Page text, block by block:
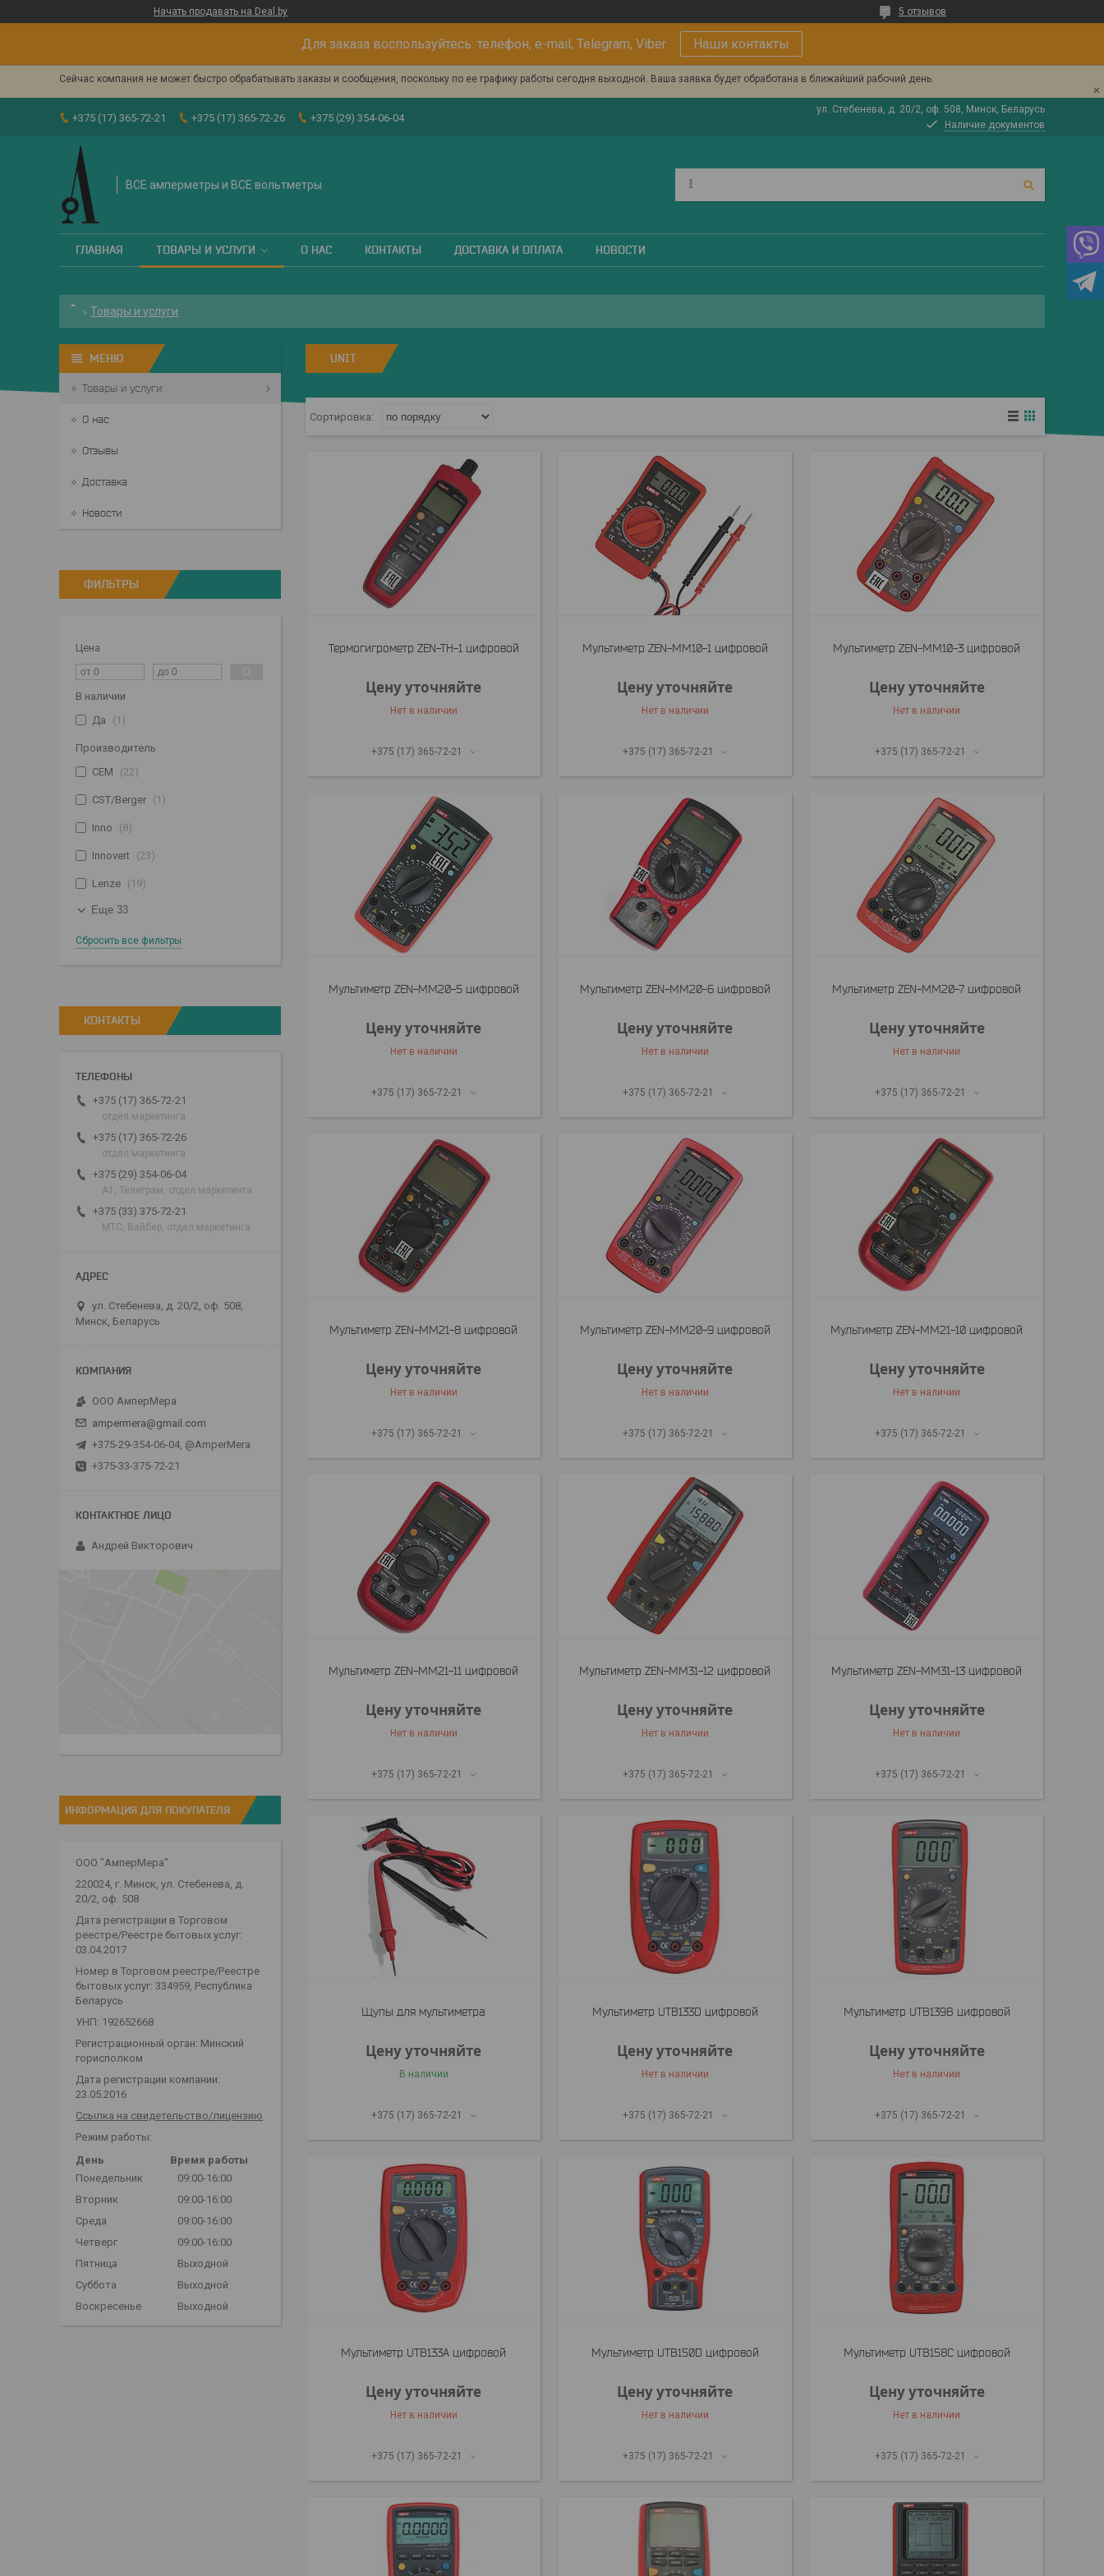
Начать продавать на Deal.by 5 отзывов
Для заказа воспользуйтесь: телефон, e-mail, Telegram, Viber. Наши контакты
Сейчас компания не может быстро обрабатывать заказы и сообщения, поскольку по ее графику работы сегодня выходной. Ваша заявка будет обработана в ближайший рабочий день.
+375 (17) 365-72-21 +375 (17) 365-72-26 +375 (29) 354-06-04
ул. Стебенева, д. 20/2, оф. 508, Минск, Беларусь
Наличие документов
ВСЕ амперметры и ВСЕ вольтметры
ГЛАВНАЯ ТОВАРЫ И УСЛУГИ О НАС КОНТАКТЫ ДОСТАВКА И ОПЛАТА НОВОСТИ
Товары и услуги
UNIT
Термогигрометр ZEN-TH-1 цифровой
Цену уточняйте
Нет в наличии
+375 (17) 365-72-21
Мультиметр ZEN-MM10-1 цифровой
Цену уточняйте
Нет в наличии
+375 (17) 365-72-21
Мультиметр ZEN-MM10-3 цифровой
Цену уточняйте
Нет в наличии
+375 (17) 365-72-21
Мультиметр ZEN-MM20-5 цифровой
Цену уточняйте
Нет в наличии
+375 (17) 365-72-21
Мультиметр ZEN-MM20-6 цифровой
Цену уточняйте
Нет в наличии
+375 (17) 365-72-21
Мультиметр ZEN-MM20-7 цифровой
Цену уточняйте
Нет в наличии
+375 (17) 365-72-21
Мультиметр ZEN-MM21-8 цифровой
Цену уточняйте
Нет в наличии
+375 (17) 365-72-21
Мультиметр ZEN-MM20-9 цифровой
Цену уточняйте
Нет в наличии
+375 (17) 365-72-21
Мультиметр ZEN-MM21-10 цифровой
Цену уточняйте
Нет в наличии
+375 (17) 365-72-21
Мультиметр ZEN-MM21-11 цифровой
Цену уточняйте
Нет в наличии
+375 (17) 365-72-21
Мультиметр ZEN-MM31-12 цифровой
Цену уточняйте
Нет в наличии
+375 (17) 365-72-21
Мультиметр ZEN-MM31-13 цифровой
Цену уточняйте
Нет в наличии
+375 (17) 365-72-21
Щупы для мультиметра
Цену уточняйте
В наличии
+375 (17) 365-72-21
Мультиметр UTB133D цифровой
Цену уточняйте
Нет в наличии
+375 (17) 365-72-21
Мультиметр UTB139B цифровой
Цену уточняйте
Нет в наличии
+375 (17) 365-72-21
Мультиметр UTB133A цифровой
Цену уточняйте
Нет в наличии
+375 (17) 365-72-21
Мультиметр UTB150D цифровой
Цену уточняйте
Нет в наличии
+375 (17) 365-72-21
Мультиметр UTB158C цифровой
Цену уточняйте
Нет в наличии
+375 (17) 365-72-21
Товары и услуги
О нас
Отзывы
Доставка
Новости
ФИЛЬТРЫ
Цена
В наличии
Да
1
Производитель
CEM
22
CST/Berger 1
Inno 8
Innovert 23
Lenze 19
Еще 33
Сбросить все фильтры
КОНТАКТЫ
+375 (17) 365-72-21
отдел маркетинга
+375 (17) 365-72-26
отдел маркетинга
+375 (29) 354-06-04
А1, Телеграм, отдел маркетинга
+375 (33) 375-72-21
МТС, Вайбер, отдел маркетинга
ул. Стебенева, д. 20/2, оф. 508,
Минск, Беларусь
ООО АмперМера
ampermera@gmail.com
+375-29-354-06-04, @AmperMera
+375-33-375-72-21
Андрей Викторович
ИНФОРМАЦИЯ ДЛЯ ПОКУПАТЕЛЯ
ООО "АмперМера"
220024, г. Минск, ул. Стебенева, д.
20/2, оф. 508
Дата регистрации в Торговом
реестре/Реестре бытовых услуг:
03.04.2017
Номер в Торговом реестре/Реестре
бытовых услуг: 334959, Республика
Беларусь
УНП: 192652668
Регистрационный орган: Минский
горисполком
Дата регистрации компании:
23.05.2016
Ссылка на свидетельство/лицензию
Режим работы:
День
Время работы
Понедельник
09:00-16:00
Вторник
09:00-16:00
Среда
09:00-16:00
Четверг
09:00-16:00
Пятница
Выходной
Суббота
Выходной
Воскресенье
Выходной